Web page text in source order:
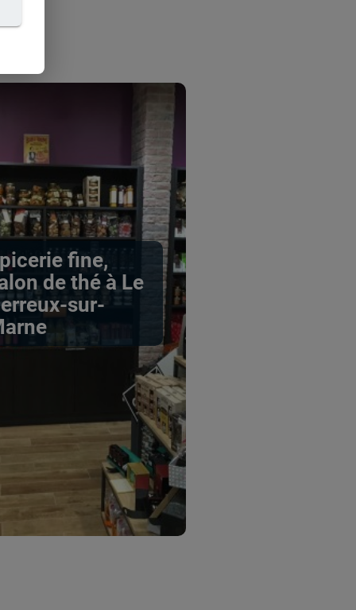
fine,
de thé à Le
sur-